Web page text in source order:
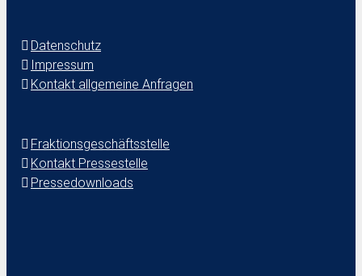
Datenschutz
Impressum
Kontakt allgemeine Anfragen
Fraktionsgeschäftsstelle
Kontakt Pressestelle
Pressedownloads